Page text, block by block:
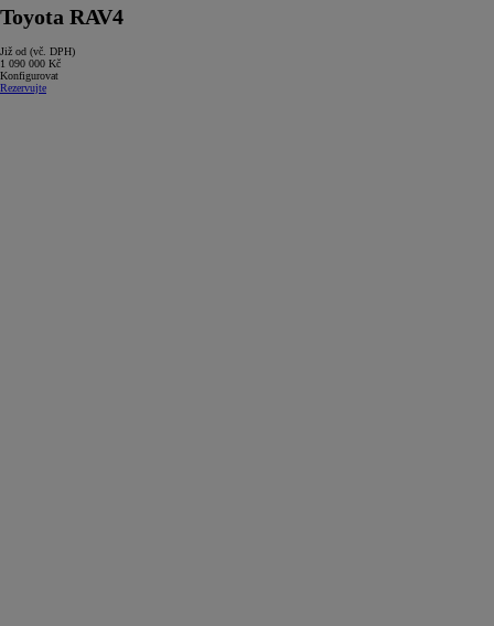
Toyota RAV4
Již od (vč. DPH)
1 090 000 Kč
Konfigurovat
Rezervujte